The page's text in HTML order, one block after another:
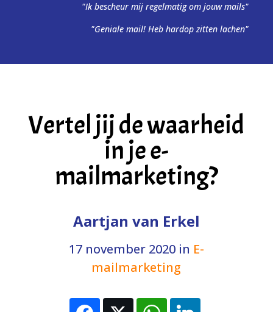
"Ik bescheur mij regelmatig om jouw mails"
"Geniale mail! Heb hardop zitten lachen"
Vertel jij de waarheid
in je e-
mailmarketing?
Aartjan van Erkel
17 november 2020in E-
mailmarketing